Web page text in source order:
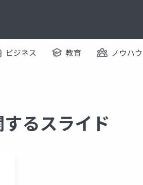
ビジネス 教育 ノウハウ
るスライド